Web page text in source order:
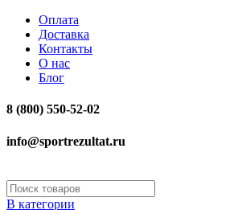
Оплата
Доставка
Контакты
О нас
Блог
8 (800) 550-52-02
info@sportrezultat.ru
В категории